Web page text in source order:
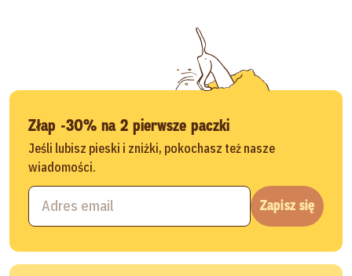
Złap -30% na 2 pierwsze paczki
Jeśli lubisz pieski i zniżki, pokochasz też nasze
wiadomości.
Zapisz się